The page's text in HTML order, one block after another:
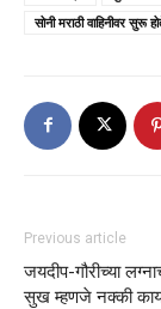
सोनी मराठी वाहिनीवर
Previous article
जयदीप-गौरीच्या
सुख म्हणजे नक्की